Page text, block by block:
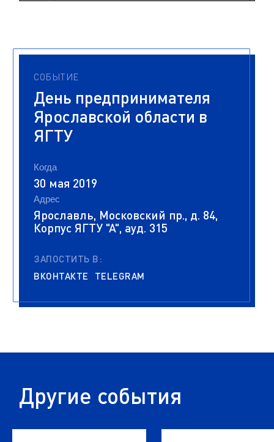
СОБЫТИЕ
День предпринимателя
Ярославской области в
ЯГТУ
Когда
30 мая 2019
Адрес
Ярославль, Московский пр., д. 84,
Корпус ЯГТУ "А", ауд. 315
ЗАПОСТИТЬ В:
ВКОНТАКТЕ
TELEGRAM
Другие события